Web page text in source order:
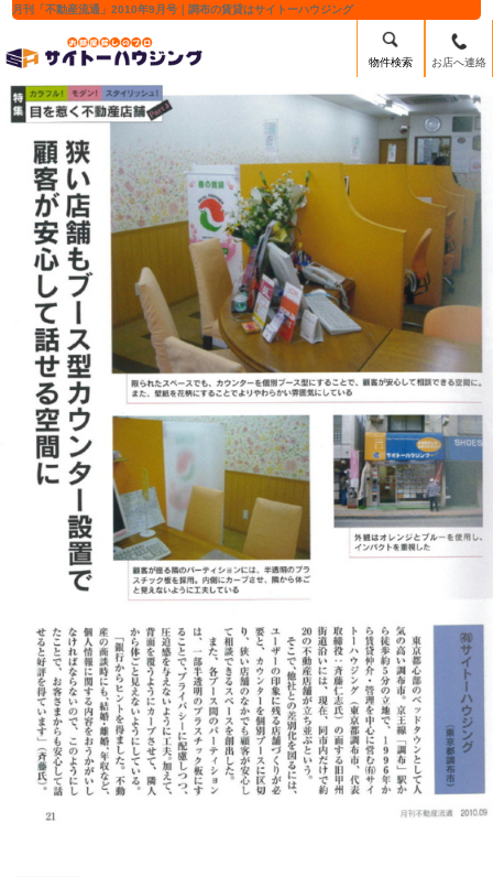
月刊「不動産流通」2010年9月号｜調布の賃貸はサイトーハウジング
物件検索 お店へ連絡